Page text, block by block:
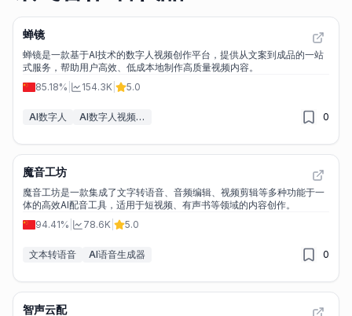
蝉镜
蝉镜是一款基于AI技术的数字人视频创作平台，提供从文案到成品的一站
式服务，帮助用户高效、低成本地制作高质量视频内容。
85.18%
154.3K 5.0
AI数字人 AI数字人视频生成器 0
魔音工坊
魔音工坊是一款集成了文字转语音、音频编辑、视频剪辑等多种功能于一
体的高效AI配音工具，适用于短视频、有声书等领域的内容创作。
94.41%
78.6K 5.0
文本转语音 AI语音生成器 0
智声云配